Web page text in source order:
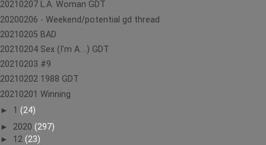
20210207 L.A. Woman GDT
20200206 - Weekend/potential gd thread
20210205 BAD
20210204 Sex (I'm A....) GDT
20210203 #9
20210202 1988 GDT
20210201 Winning
► 1 (24)
► 2020 (297)
► 12 (23)